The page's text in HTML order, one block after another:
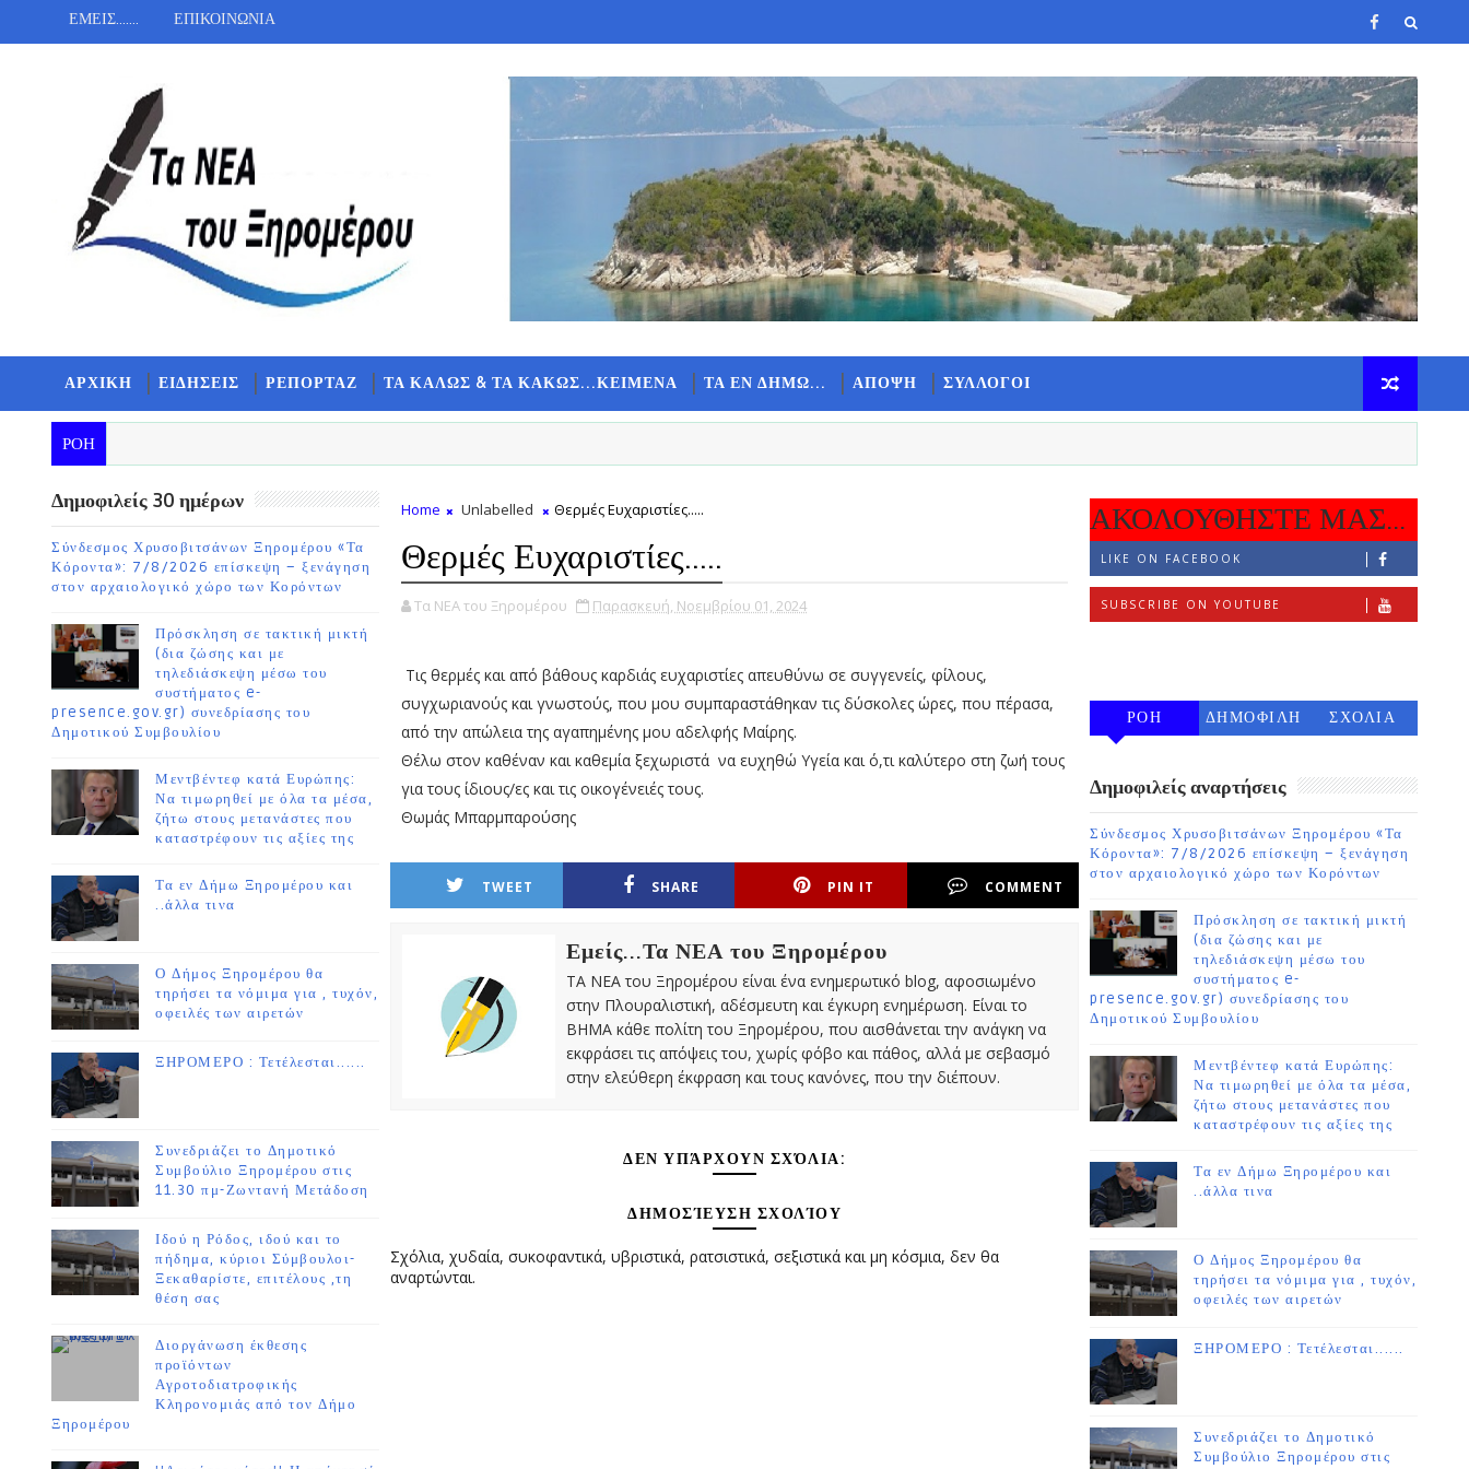
ΕΜΕΙΣ....... ΕΠΙΚΟΙΝΩΝΙΑ
ΑΡΧΙΚΗ ΕΙΔΗΣΕΙΣ ΡΕΠΟΡΤΑΖ ΤΑ ΚΑΛΩΣ & ΤΑ ΚΑΚΩΣ...ΚΕΙΜΕΝΑ ΤΑ ΕΝ ΔΗΜΩ... ΑΠΟΨΗ ΣΥΛΛΟΓΟΙ
ΡΟΗ
Δημοφιλείς 30 ημέρων
Σύνδεσμος Χρυσοβιτσάνων Ξηρομέρου «Τα
Κόροντα»: 7/8/2026 επίσκεψη – ξενάγηση
στον αρχαιολογικό χώρο των Κορόντων
Πρόσκληση σε τακτική μικτή
(δια ζώσης και με
τηλεδιάσκεψη μέσω του
συστήματος e-
presence.gov.gr) συνεδρίασης του
Δημοτικού Συμβουλίου
Μεντβέντεφ κατά Ευρώπης:
Να τιμωρηθεί με όλα τα μέσα,
ζήτω στους μετανάστες που
καταστρέφουν τις αξίες της
Τα εν Δήμω Ξηρομέρου και
..άλλα τινα
Ο Δήμος Ξηρομέρου θα
τηρήσει τα νόμιμα για , τυχόν,
οφειλές των αιρετών
ΞΗΡΟΜΕΡΟ : Τετέλεσται......
Συνεδριάζει το Δημοτικό
Συμβούλιο Ξηρομέρου στις
11.30 πμ-Ζωντανή Μετάδοση
Ιδού η Ρόδος, ιδού και το
πήδημα, κύριοι Σύμβουλοι-
Ξεκαθαρίστε, επιτέλους ,τη
θέση σας
Διοργάνωση έκθεσης
προϊόντων
Αγροτοδιατροφικής
Κληρονομιάς από τον Δήμο
Ξηρομέρου
Home Unlabelled Θερμές Ευχαριστίες.....
Θερμές Ευχαριστίες.....
Τα ΝΕΑ του Ξηρομέρου Παρασκευή, Νοεμβρίου 01, 2024
Τις θερμές και από βάθους καρδιάς ευχαριστίες απευθύνω σε συγγενείς, φίλους,
συγχωριανούς και γνωστούς, που μου συμπαραστάθηκαν τις δύσκολες ώρες, που πέρασα,
από την απώλεια της αγαπημένης μου αδελφής Μαίρης.
Θέλω στον καθέναν και καθεμία ξεχωριστά να ευχηθώ Υγεία και ό,τι καλύτερο στη ζωή τους
για τους ίδιους/ες και τις οικογένειές τους.
Θωμάς Μπαρμπαρούσης
TWEET SHARE PIN IT COMMENT
Εμείς...Τα ΝΕΑ του Ξηρομέρου
ΤΑ ΝΕΑ του Ξηρομέρου είναι ένα ενημερωτικό blog, αφοσιωμένο
στην Πλουραλιστική, αδέσμευτη και έγκυρη ενημέρωση. Είναι το
ΒΗΜΑ κάθε πολίτη του Ξηρομέρου, που αισθάνεται την ανάγκη να
εκφράσει τις απόψεις του, χωρίς φόβο και πάθος, αλλά με σεβασμό
στην ελεύθερη έκφραση και τους κανόνες, που την διέπουν.
ΔΕΝ ΥΠΆΡΧΟΥΝ ΣΧΌΛΙΑ:
ΔΗΜΟΣΊΕΥΣΗ ΣΧΟΛΊΟΥ
Σχόλια, χυδαία, συκοφαντικά, υβριστικά, ρατσιστικά, σεξιστικά και μη κόσμια, δεν θα
αναρτώνται.
ΑΚΟΛΟΥΘΗΣΤΕ ΜΑΣ...
LIKE ON FACEBOOK
SUBSCRIBE ON YOUTUBE
ΡΟΗ
ΔΗΜΟΦΙΛΗ
ΣΧΟΛΙΑ
Δημοφιλείς αναρτήσεις
Σύνδεσμος Χρυσοβιτσάνων Ξηρομέρου «Τα
Κόροντα»: 7/8/2026 επίσκεψη – ξενάγηση
στον αρχαιολογικό χώρο των Κορόντων
Πρόσκληση σε τακτική μικτή
(δια ζώσης και με
τηλεδιάσκεψη μέσω του
συστήματος e-
presence.gov.gr) συνεδρίασης του
Δημοτικού Συμβουλίου
Μεντβέντεφ κατά Ευρώπης:
Να τιμωρηθεί με όλα τα μέσα,
ζήτω στους μετανάστες που
καταστρέφουν τις αξίες της
Τα εν Δήμω Ξηρομέρου και
..άλλα τινα
Ο Δήμος Ξηρομέρου θα
τηρήσει τα νόμιμα για , τυχόν,
οφειλές των αιρετών
ΞΗΡΟΜΕΡΟ : Τετέλεσται......
Συνεδριάζει το Δημοτικό
Συμβούλιο Ξηρομέρου στις